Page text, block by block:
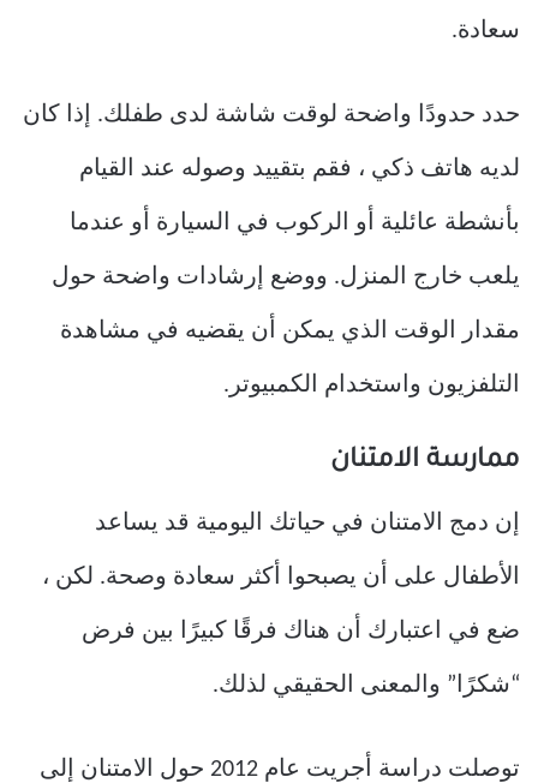
سعادة.
حدد حدودًا واضحة لوقت شاشة لدى طفلك. إذا كان
لديه هاتف ذكي ، فقم بتقييد وصوله عند القيام
بأنشطة عائلية أو الركوب في السيارة أو عندما
يلعب خارج المنزل. ووضع إرشادات واضحة حول
مقدار الوقت الذي يمكن أن يقضيه في مشاهدة
التلفزيون واستخدام الكمبيوتر.
ممارسة الامتنان
إن دمج الامتنان في حياتك اليومية قد يساعد
الأطفال على أن يصبحوا أكثر سعادة وصحة. لكن ،
ضع في اعتبارك أن هناك فرقًا كبيرًا بين فرض
“شكرًا” والمعنى الحقيقي لذلك.
توصلت دراسة أجريت عام 2012 حول الامتنان إلى